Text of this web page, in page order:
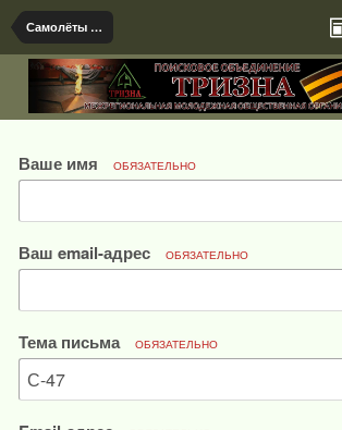
Самолёты спец.назначения
Ваше имя ОБЯЗАТЕЛЬНО
Ваш email-адрес ОБЯЗАТЕЛЬНО
Тема письма ОБЯЗАТЕЛЬНО